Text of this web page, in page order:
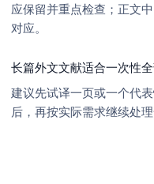
应保留并重点检查；正文
对应。
长篇外文文献适合一次性
建议先试译一页或一个代
后，再按实际需求继续处理